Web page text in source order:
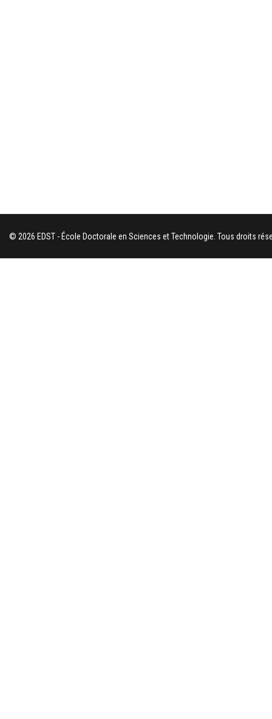
© 2026 EDST - École Doctorale en Sciences et Technologie. Tous droits